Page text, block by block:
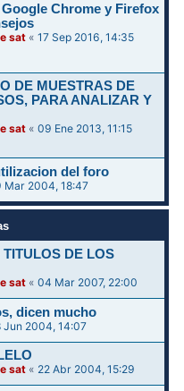
Chrome y Firefox
sat «17 Sep 2016, 14:35
DE MUESTRAS DE
PARA ANALIZAR Y
sat «09 Ene 2013, 11:15
del foro
Mar 2004, 18:47
DE LOS
sat «04 Mar 2007, 22:00
dicen mucho
Jun 2004, 14:07
sat « 22 Abr 2004, 15:29